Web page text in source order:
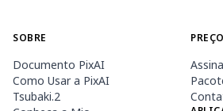
SOBRE
Documento PixAI
Como Usar a PixAI
Tsubaki.2